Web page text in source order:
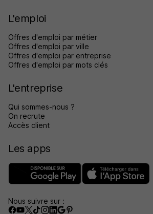
L'emploi
Offres d'emploi par métier
Offres d'emploi par ville
Offres d'emploi par entreprise
Offres d'emploi par mots clés
L'entreprise
Qui sommes-nous ?
On recrute
Accès client
Les apps
Nous suivre sur :